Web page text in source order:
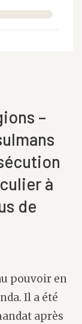
–
à
de
pouvoir en
Il a été
après